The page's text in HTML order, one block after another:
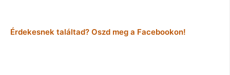
Érdekesnek találtad? Oszd meg a Facebookon!